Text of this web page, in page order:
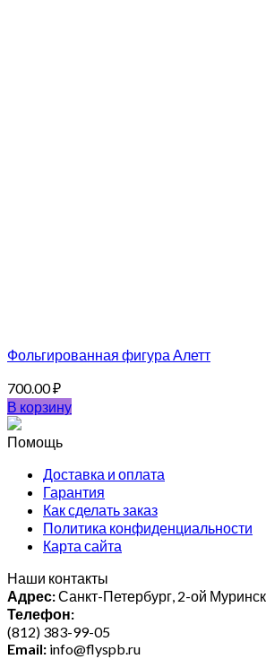
Фольгированная фигура Алетт
700.00₽
В корзину
Помощь
Доставка и оплата
Гарантия
Как сделать заказ
Политика конфиденциальности
Карта сайта
Наши контакты
Адрес:Санкт-Петербург, 2-ой
Телефон:
(812) 383-99-05
Email: info@flyspb.ru